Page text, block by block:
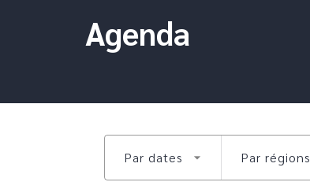
Agenda
Par dates arrow_drop_down Par régions